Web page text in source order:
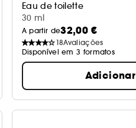
Eau de toilette
30 ml
A partir de32,00 €
18Avaliações
Disponível em 3 formatos
Adicionar